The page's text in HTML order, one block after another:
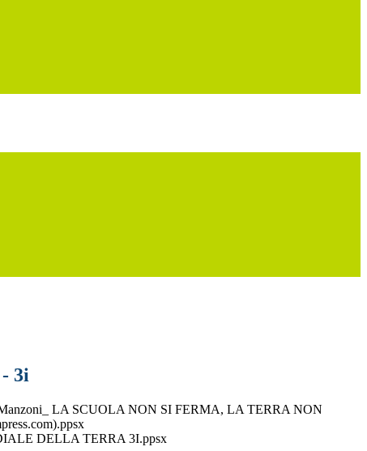
3i
Manzoni_ LA SCUOLA NON SI FERMA, LA TERRA NON
DELLA TERRA 3I.ppsx